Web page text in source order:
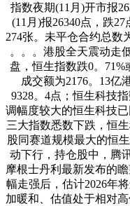
指数夜期(11月)开市报
(11月)报26340点，跌
274张。未平仓合约总数
。。。港股全天震动走
盘，恒生指数跌0。71%
成交额为2176。13亿
9328。4点；恒生科技
调幅度较大的恒生科技
三大指数悉数下跌，恒
股同赛道规模最大的恒
动下行，持仓股中，腾
摩根士丹利最新发布的
幅走强后，估计2026年
加暖和、估值处于相对